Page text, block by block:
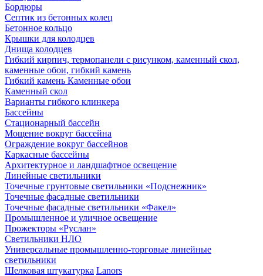
Бордюры
Септик из бетонных колец
Бетонное кольцо
Крышки для колодцев
Днища колодцев
Гибкий кирпич, термопанели с рисунком, каменный скол,
каменные обои, гибкий камень
Гибкий камень Каменные обои
Каменный скол
Варианты гибкого клинкера
Бассейны
Стационарный бассейн
Мощение вокруг бассейна
Ограждение вокруг бассейнов
Каркасные бассейны
Архитектурное и ландшафтное освещение
Линейные светильники
Точечные грунтовые светильники «Подснежник»
Точечные фасадные светильники
Точечные фасадные светильники «Факел»
Промышленное и уличное освещение
Прожекторы «Руслан»
Светильники НЛО
Универсальные промышленно-торговые линейные
светильники
Шелковая штукатурка Lanors